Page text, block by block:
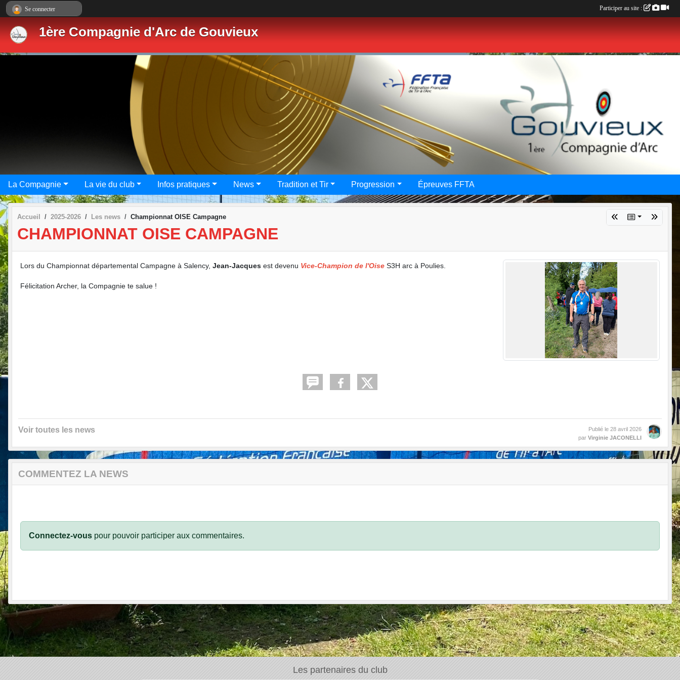
1ère Compagnie d'Arc de Gouvieux
La Compagnie La vie du club Infos pratiques News Tradition et Tir Progression Épreuves FFTA
Accueil 2025-2026 Les news Championnat OISE Campagne
CHAMPIONNAT OISE CAMPAGNE
Lors du Championnat départemental Campagne à Salency, Jean-Jacques est devenu Vice-Champion de l'Oise S3H arc à Poulies.
Félicitation Archer, la Compagnie te salue !
Voir toutes les news Publié le 28 avril 2026
par Virginie JACONELLI
COMMENTEZ LA NEWS
Connectez-vous pour pouvoir participer aux commentaires.
Les partenaires du club
Se connecter Participer au site :
Panneau de gestion des cookies